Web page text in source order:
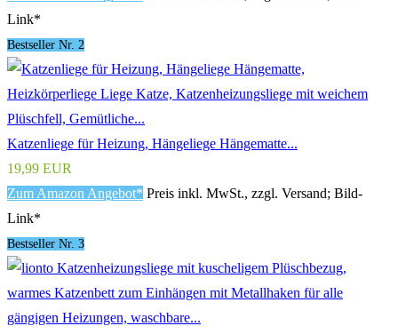
Link*
Bestseller Nr. 2
Katzenliege für Heizung, Hängeliege Hängematte...
19,99 EUR
Zum Amazon Angebot* Preis inkl. MwSt., zzgl. Versand; Bild-
Link*
Bestseller Nr. 3